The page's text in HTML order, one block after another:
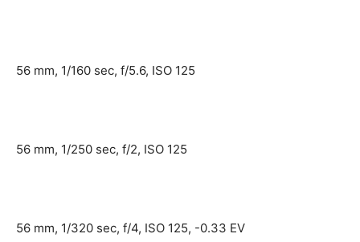
56 mm, 1/160 sec, f/5.6, ISO 125
56 mm, 1/250 sec, f/2, ISO 125
56 mm, 1/320 sec, f/4, ISO 125, -0.33 EV